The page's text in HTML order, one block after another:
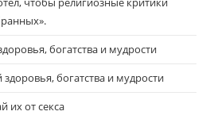
богатства и мудрости
здоровья, богатства и мудрости
их от секса